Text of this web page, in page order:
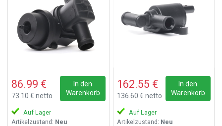
86.99 €
73.10 € netto
In den
Warenkorb
Auf Lager
Artikelzustand: Neu
162.55 €
136.60 € netto
In den
Warenkorb
Auf Lager
Artikelzustand: Neu